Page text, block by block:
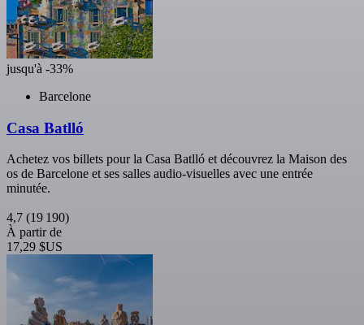
jusqu'à -33%
Barcelone
Casa Batlló
Achetez vos billets pour la Casa Batlló et découvrez la Maison des
os de Barcelone et ses salles audio-visuelles avec une entrée
minutée.
4,7 (19 190)
À partir de
17,29 $US